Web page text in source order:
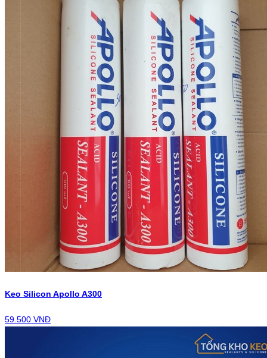
Keo Silicon Apollo A300
59.500 VNĐ